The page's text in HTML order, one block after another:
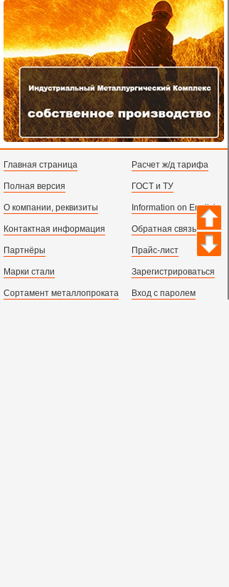
Главная страница
Полная версия
О компании, реквизиты
Контактная информация
Партнёры
Марки стали
Сортамент металлопроката
Расчет ж/д тарифа
ГОСТ и ТУ
Information on English
Обратная связь
Прайс-лист
Зарегистрироваться
Вход с паролем